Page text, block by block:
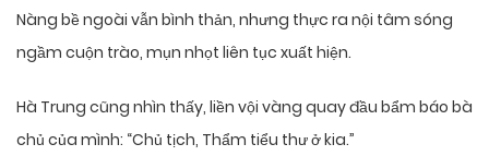
Nàng bề ngoài vẫn bình thản, nhưng thực ra nội tâm sóng
ngầm cuộn trào, mụn nhọt liên tục xuất hiện.
Hà Trung cũng nhìn thấy, liền vội vàng quay đầu bẩm báo bà
chủ của mình: “Chủ tịch, Thẩm tiểu thư ở kia.”